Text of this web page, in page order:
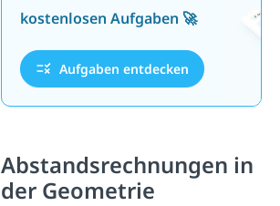
kostenlosen Aufgaben 🚀
Aufgaben entdecken
Abstandsrechnungen in
der Geometrie